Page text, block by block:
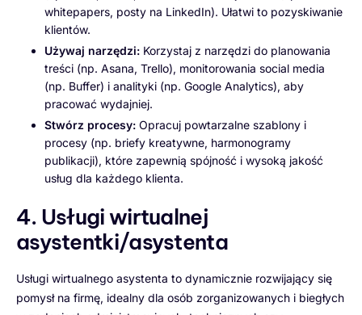
whitepapers, posty na LinkedIn). Ułatwi to pozyskiwanie
klientów.
Używaj narzędzi: Korzystaj z narzędzi do planowania
treści (np. Asana, Trello), monitorowania social media
(np. Buffer) i analityki (np. Google Analytics), aby
pracować wydajniej.
Stwórz procesy: Opracuj powtarzalne szablony i
procesy (np. briefy kreatywne, harmonogramy
publikacji), które zapewnią spójność i wysoką jakość
usług dla każdego klienta.
4. Usługi wirtualnej
asystentki/asystenta
Usługi wirtualnego asystenta to dynamicznie rozwijający się
pomysł na firmę, idealny dla osób zorganizowanych i biegłych